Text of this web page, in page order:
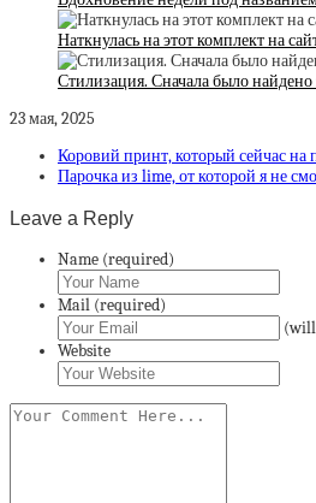
Наткнулась на этот комплект на
Стилизация. Сначала было
23 мая, 2025
Коровий принт, который сейчас на
Парочка из lime, от которой я не
Leave a Reply
Name (required)
Mail (required)
(will
Website